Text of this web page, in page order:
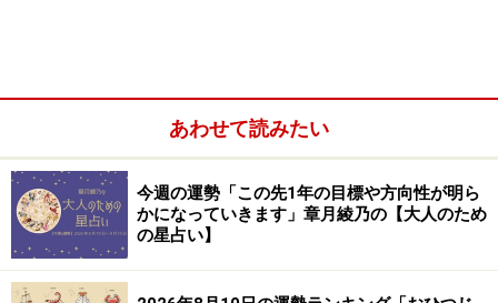
Amazonで占い関連の商品をチェック！
楽天市場で占い関連の商品をチェック！
あわせて読みたい
今週の運勢「この先1年の目標や方向性が明ら
かになっていきます」章月綾乃の【大人のため
の星占い】